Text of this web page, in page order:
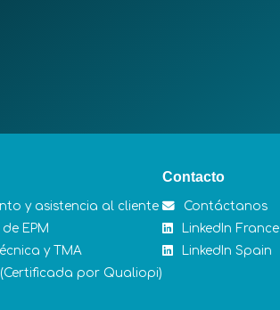
y asistencia al cliente
EPM
y TMA
por Qualiopi)
Contacto
Contáctanos
LinkedIn France
LinkedIn Spain